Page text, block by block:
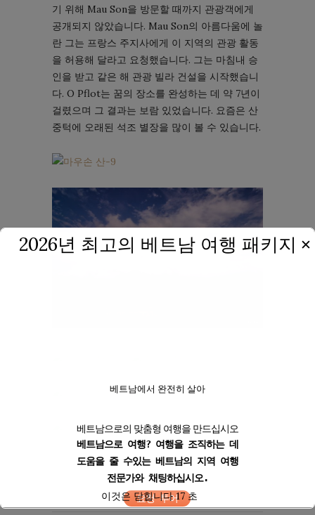
기 위해 Mau Son을 방문할 때까지 관광객에게
공개되지 않았습니다. Mau Son의 아름다움에 놀
란 그는 프랑스 주지사에게 이 지역의 관광 활동
을 허용해 달라고 요청했습니다. 그는 마침내 승
인을 받고 같은 해 관광 빌라 건설을 시작했습니
다. O Pflot는 꿈의 장소를 완성하는 데 약 7년이
걸렸으며 그 결과는 보람 있었습니다. 요즘은 산
중턱에 오래된 석조 별장을 많이 볼 수 있습니다.
2026년 최고의 베트남 여행 패키지 ✕
베트남에서 완전히 살아
베트남으로의 맞춤형 여행을 만드십시오
베트남으로 여행? 여행을 조직하는 데
도움을 줄 수있는 베트남의 지역 여행
전문가와 채팅하십시오.
요청 투어
이것은 닫힙니다17초